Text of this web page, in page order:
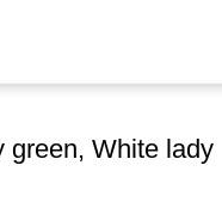
green, White lady